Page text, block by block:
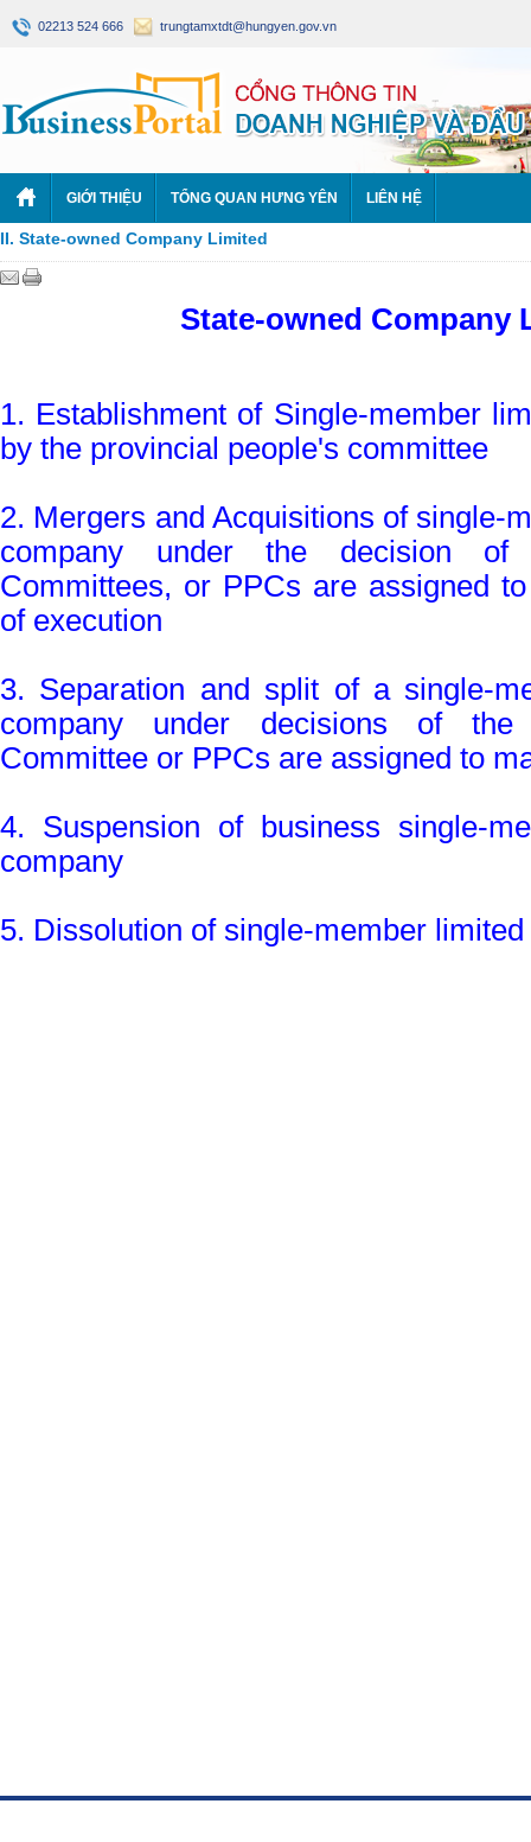
02213 524 666 trungtamxtdt@hungyen.gov.vn
GIỚI THIỆU TỔNG QUAN HƯNG YÊN LIÊN HỆ
II. State-owned Company Limited
State-owned Company
1. Establishment of Single-member
by the provincial people's committee
2. Mergers and Acquisitions of single-
company under the decision of
Committees, or PPCs are assigned
of execution
3. Separation and split of a single-
company under decisions of the
Committee or PPCs are assigned to
4. Suspension of business single-
company
5. Dissolution of single-member